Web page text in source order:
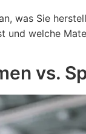
was Sie
und welche
vs.